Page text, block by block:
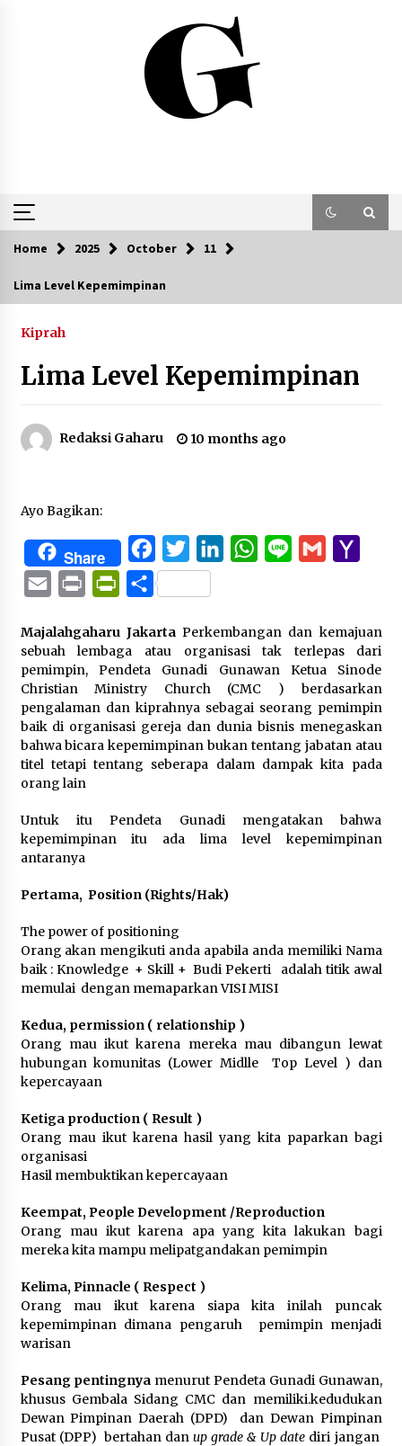
Home 2025 October 11
Lima Level Kepemimpinan
Kiprah
Lima Level Kepemimpinan
Redaksi Gaharu 10 months ago
Ayo Bagikan:
Share FacebookTwitterLinkedInWhatsApp
Line Gmail
Email Print PrintFriendly
Share
Majalahgaharu JakartaPerkembangan dan kemajuan
sebuah lembaga atau organisasi tak terlepas dari
pemimpin, Pendeta Gunadi Gunawan Ketua Sinode
Christian Ministry Church (CMC ) berdasarkan
pengalaman dan kiprahnya sebagai seorang pemimpin
baik di organisasi gereja dan dunia bisnis menegaskan
bahwa bicara kepemimpinan bukan tentang jabatan atau
titel tetapi tentang seberapa dalam dampak kita pada
orang lain
Untuk itu Pendeta Gunadi mengatakan bahwa
kepemimpinan itu ada lima level kepemimpinan
antaranya
Pertama, Position (Rights/Hak)
The power of positioning
Orang akan mengikuti anda apabila anda memiliki Nama
baik : Knowledge + Skill + Budi Pekerti adalah titik awal
memulai dengan memaparkan VISI MISI
Kedua, permission ( relationship )
Orang mau ikut karena mereka mau dibangun lewat
hubungan komunitas (Lower Midlle Top Level ) dan
kepercayaan
Ketiga production ( Result )
Orang mau ikut karena hasil yang kita paparkan bagi
organisasi
Hasil membuktikan kepercayaan
Keempat, People Development /Reproduction
Orang mau ikut karena apa yang kita lakukan bagi
mereka kita mampu melipatgandakan pemimpin
Kelima, Pinnacle ( Respect )
Orang mau ikut karena siapa kita inilah puncak
kepemimpinan dimana pengaruh pemimpin menjadi
warisan
Pesang pentingnya menurut Pendeta Gunadi Gunawan,
khusus Gembala Sidang CMC dan memiliki.kedudukan
Dewan Pimpinan Daerah (DPD) dan Dewan Pimpinan
Pusat (DPP) bertahan dan up grade & Up date diri jangan